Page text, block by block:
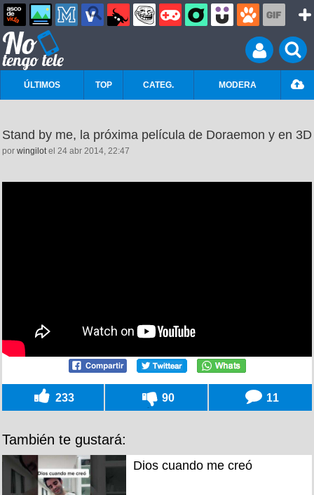
ÚLTIMOS TOP CATEG. MODERA
Stand by me, la próxima película de Doraemon y en 3D
por wingilotel 24 abr 2014, 22:47
233 90 11
También te gustará:
Dios cuando me creó